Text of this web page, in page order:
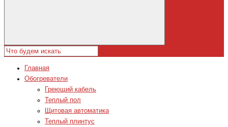
Главная
Обогреватели
Греющий кабель
Теплый пол
Щитовая автоматика
Теплый плинтус